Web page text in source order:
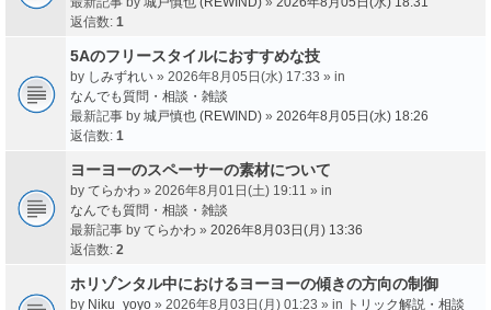
返信数: 1
5Aのフリースタイルにおすすめな技
by しみずれい » 2026年8月05日(水) 17:33 » in
なんでも質問・相談・雑談
最新記事 by 城戸慎也 (REWIND) » 2026年8月05日(水) 18:26
返信数: 1
ヨーヨーのスペーサーの素材について
by てらかわ » 2026年8月01日(土) 19:11 » in
なんでも質問・相談・雑談
最新記事 by てらかわ » 2026年8月03日(月) 13:36
返信数: 2
ホリゾンタル中におけるヨーヨーの傾きの方向の制御
by Niku_yoyo » 2026年8月03日(月) 01:23 » in トリック解説・相談